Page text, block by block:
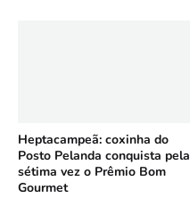
Heptacampeã: coxinha do
Posto Pelanda conquista pela
sétima vez o Prêmio Bom
Gourmet